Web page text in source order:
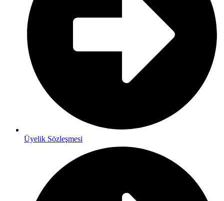
Üyelik Sözleşmesi